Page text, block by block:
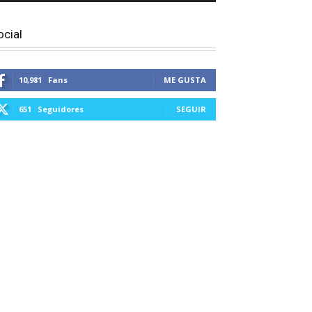
10,981 Fans ME GUSTA
651 Seguidores SEGUIR